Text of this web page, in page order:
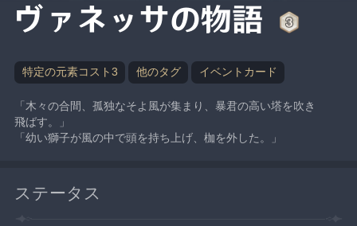
ヴァネッサの物語
特定の元素コスト3 他のタグ イベントカード
「木々の合間、孤独なそよ風が集まり、暴君の高い塔を吹き
飛ばす。」
「幼い獅子が風の中で頭を持ち上げ、枷を外した。」
ステータス